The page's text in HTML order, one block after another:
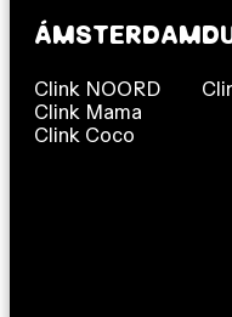
ÁMSTERDAM
Clink NOORD
Clink Mama
Clink Coco